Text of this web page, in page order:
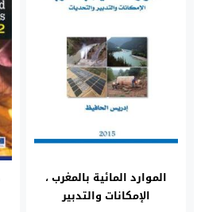
الموارد المائية بالمغرب ،
الإمكانات والتدبير